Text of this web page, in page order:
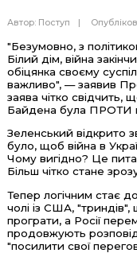
Автор: Поступ
"Безумовно, з
Білий дім, війна
обіцянка своєму
важливо", — заявив
заява чітко
Байдена була ПРОТИ
Зеленський відкрито
було, щоб війна в
Чому вигідно? Це
Більш чітко стане
Тепер логічним стає
чолі із США,
програти, а Росії
продовжують
"посилити свої